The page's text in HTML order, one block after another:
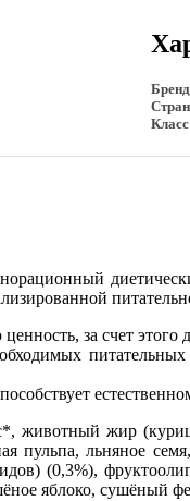
за счет
животный жир
пульпа, льняное
(0,3%),
яблоко, сушёный